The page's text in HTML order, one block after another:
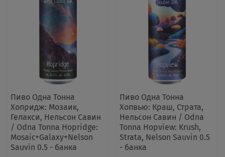
Пиво Одна Тонна
Хопридж: Мозаик,
Гелакси, Нельсон Савин
/ Odna Tonna Hopridge:
Mosaic+Galaxy+Nelson
Sauvin 0.5 - банка
Пиво Одна Тонна
Хопвью: Краш, Страта,
Нельсон Савин / Odna
Tonna Hopview: Krush,
Strata, Nelson Sauvin 0.5
- банка